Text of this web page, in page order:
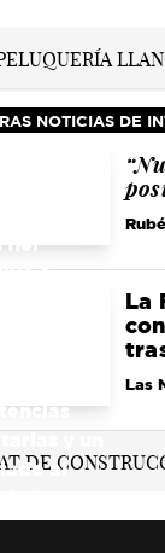
NOTICIAS DE
La
Las